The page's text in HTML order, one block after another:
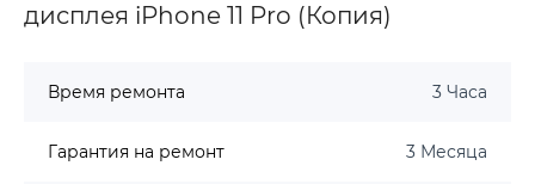
дисплея iPhone 11 Pro (Копия)
Время ремонта 3 Часа
Гарантия на ремонт 3 Месяца